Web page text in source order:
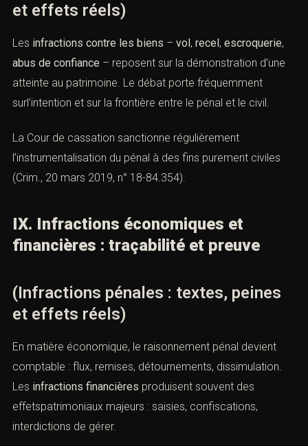
et effets réels)
Les infractions contre les biens – vol, recel, escroquerie,
abus de confiance – reposent sur la démonstration d’une
atteinte au patrimoine. Le débat porte fréquemment
surl’intention et sur la frontière entre le pénal et le civil.
La Cour de cassation sanctionne régulièrement
l’instrumentalisation du pénal à des fins purement civiles
(Crim., 20 mars 2019, n° 18-84.354).
IX. Infractions économiques et
financières : traçabilité et preuve
(Infractions pénales : textes, peines
et effets réels)
En matière économique, le raisonnement pénal devient
comptable : flux, remises, détournements, dissimulation.
Les infractions financières produisent souvent des
effetspatrimoniaux majeurs : saisies, confiscations,
interdictions de gérer.